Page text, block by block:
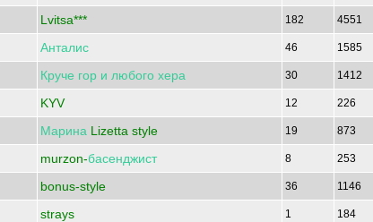
Lvitsa*** 182 4551
Анталис 46 1585
Круче гор и любого хера 30 1412
KYV 12 226
Марина Lizetta style 19 873
murzon-басенджист 8 253
bonus-style 36 1146
strays 1 184